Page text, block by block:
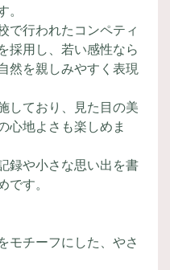
。
で行われたコンペティ
採用し、若い感性なら
然を親しみやすく表現
しており、見た目の美
心地よさも楽しめま
録や小さな思い出を書
です。
モチーフにした、やさ